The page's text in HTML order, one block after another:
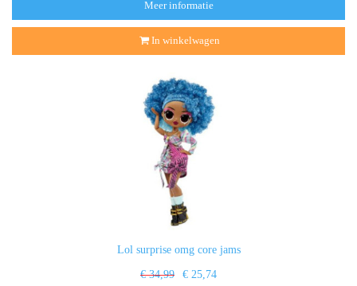
Meer informatie
In winkelwagen
Lol surprise omg core jams
€ 34,99 € 25,74